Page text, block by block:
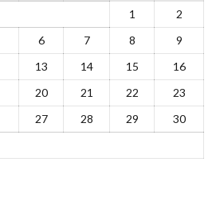
1
2
6 7 8
9
13 14 15
16
20 21 22
23
27 28 29
30